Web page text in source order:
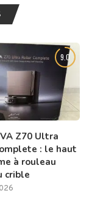
9.0
Z70 Ultra
: le haut
à rouleau
crible